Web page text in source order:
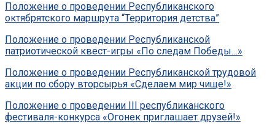
Положение о проведении Республиканского
октябрятского маршрута “Территория детства”
Положение о проведении Республиканской
патриотической квест-игры «По следам Победы…»
Положение о проведении Республиканской трудовой
акции по сбору вторсырья «Сделаем мир чище!»
Положение о проведении III республиканского
фестиваля-конкурса «Огонек приглашает друзей!»